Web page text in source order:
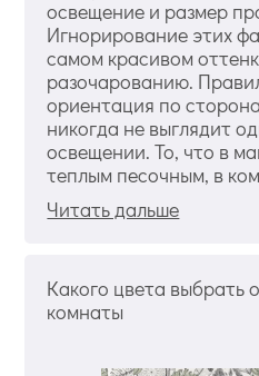
освещение и размер
Игнорирование этих
самом красивом
разочарованию.
ориентация по
никогда не выглядит
освещении. То, что в
теплым песочным, в
Читать дальше
Какого цвета выбрать
комнаты